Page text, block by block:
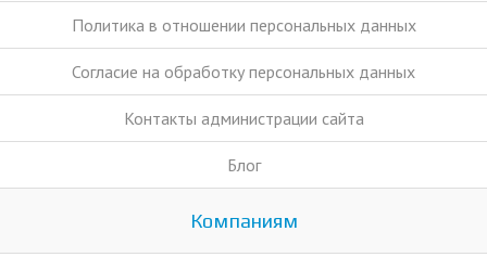
Политика в отношении персональных данных
Согласие на обработку персональных данных
Контакты администрации сайта
Блог
Компаниям